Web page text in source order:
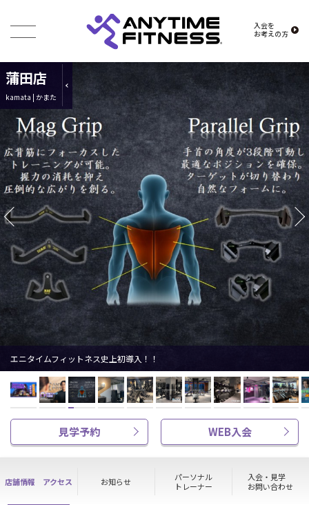
入会を
お考えの方
蒲田店
kamata | かまた
エニタイムフィットネス史上初導入！！
見学予約 WEB入会
店舗情報 アクセス お知らせ
パーソナル
トレーナー
入会・見学
お問い合わせ